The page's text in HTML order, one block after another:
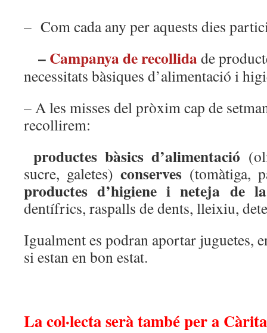
– Com cada any per aquests dies
–Campanya de recollidade
necessitats bàsiques d’alimentació i
– A les misses del pròxim cap de
recollirem:
productes bàsics d’alimentació
sucre, galetes)conserves (tomàtiga,
productes d’higiene i neteja de
dentífrics, raspalls de dents, lleixiu,
Igualment es podran aportar juguetes,
si estan en bon estat.
La col·lecta serà també per a